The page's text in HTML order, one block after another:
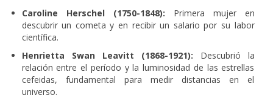
Caroline Herschel (1750-1848): Primera mujer en
descubrir un cometa y en recibir un salario por su labor
científica.
Henrietta Swan Leavitt (1868-1921): Descubrió la
relación entre el período y la luminosidad de las estrellas
cefeidas, fundamental para medir distancias en el
universo.